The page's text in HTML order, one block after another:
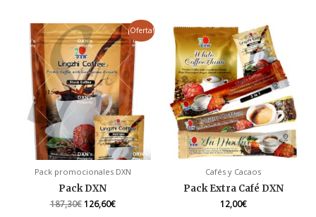
¡Oferta!
Pack promocionales DXN
Pack DXN
187,30€
El
precio
original
era:
187,30€.
126,60€
El
precio
actual
es:
126,60€.
Cafés y Cacaos
Pack Extra Café DXN
12,00€